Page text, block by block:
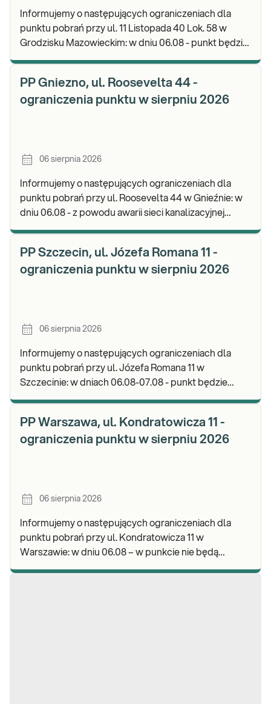
Informujemy o następujących ograniczeniach dla
punktu pobrań przy ul. 11 Listopada 40 Lok. 58 w
Grodzisku Mazowieckim: w dniu 06.08 - punkt będzie
PP Gniezno, ul. Roosevelta 44 -
ograniczenia punktu w sierpniu 2026
06 sierpnia 2026
Informujemy o następujących ograniczeniach dla
punktu pobrań przy ul. Roosevelta 44 w Gnieźnie: w
dniu 06.08 - z powodu awarii sieci kanalizacyjnej
PP Szczecin, ul. Józefa Romana 11 -
ograniczenia punktu w sierpniu 2026
06 sierpnia 2026
Informujemy o następujących ograniczeniach dla
punktu pobrań przy ul. Józefa Romana 11 w
Szczecinie: w dniach 06.08-07.08 - punkt będzie
PP Warszawa, ul. Kondratowicza 11 -
ograniczenia punktu w sierpniu 2026
06 sierpnia 2026
Informujemy o następujących ograniczeniach dla
punktu pobrań przy ul. Kondratowicza 11 w
Warszawie: w dniu 06.08 – w punkcie nie będą